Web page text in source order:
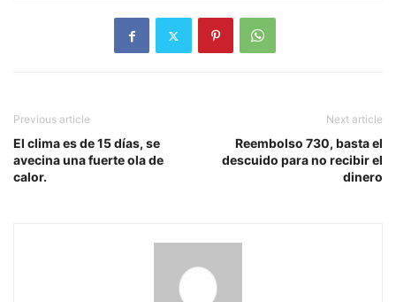
Previous article
El clima es de 15 días, se
avecina una fuerte ola de
calor.
Next article
Reembolso 730, basta el
descuido para no recibir el
dinero